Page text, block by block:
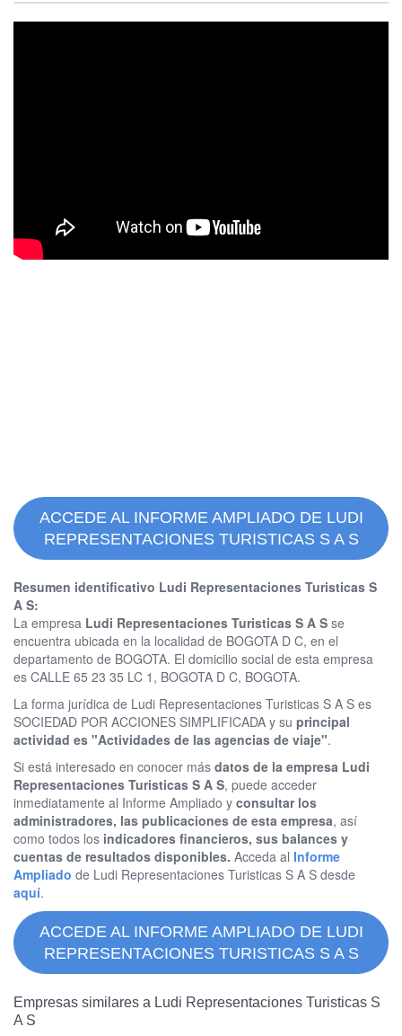
ACCEDE AL INFORME AMPLIADO DE LUDI
REPRESENTACIONES TURISTICAS S A S
Resumen identificativo Ludi Representaciones Turisticas S
A S:
La empresa Ludi Representaciones Turisticas S A S se
encuentra ubicada en la localidad de BOGOTA D C, en el
departamento de BOGOTA. El domicilio social de esta empresa
es CALLE 65 23 35 LC 1, BOGOTA D C, BOGOTA.
La forma jurídica de Ludi Representaciones Turisticas S A S es
SOCIEDAD POR ACCIONES SIMPLIFICADA y su principal
actividad es "Actividades de las agencias de viaje".
Si está interesado en conocer más datos de la empresa Ludi
Representaciones Turisticas S A S, puede acceder
inmediatamente al Informe Ampliado y consultar los
administradores, las publicaciones de esta empresa, así
como todos los indicadores financieros, sus balances y
cuentas de resultados disponibles. Acceda al Informe
Ampliado de Ludi Representaciones Turisticas S A S desde
aquí.
ACCEDE AL INFORME AMPLIADO DE LUDI
REPRESENTACIONES TURISTICAS S A S
Empresas similares a Ludi Representaciones Turisticas S
A S